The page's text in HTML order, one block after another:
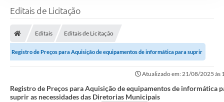
Editais de Licitação
Editais Editais de Licitação
Registro de Preços para Aquisição de equipamentos de informática para suprir
Atualizado em: 21/08/2025 às
Registro de Preços para Aquisição de equipamentos de informática
suprir as necessidades das Diretorias Municipais